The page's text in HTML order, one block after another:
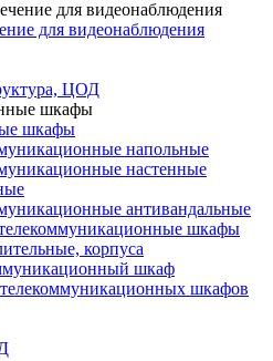
для видеонаблюдения
ЦОД
шкафы
напольные
настенные
антивандальные
шкафы
корпуса
шкаф
шкафов